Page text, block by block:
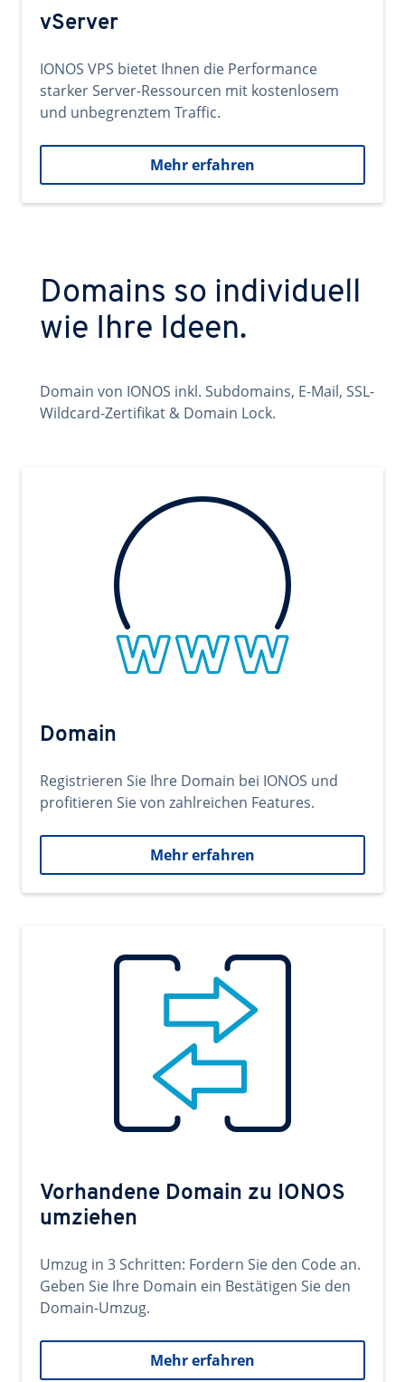
vServer
IONOS VPS bietet Ihnen die Performance
starker Server-Ressourcen mit kostenlosem
und unbegrenztem Traffic.
Mehr erfahren
Domains so individuell
wie Ihre Ideen.
Domain von IONOS inkl. Subdomains, E-Mail, SSL-
Wildcard-Zertifikat & Domain Lock.
Domain
Registrieren Sie Ihre Domain bei IONOS und
profitieren Sie von zahlreichen Features.
Mehr erfahren
Vorhandene Domain zu IONOS
umziehen
Umzug in 3 Schritten: Fordern Sie den Code an.
Geben Sie Ihre Domain ein Bestätigen Sie den
Domain-Umzug.
Mehr erfahren